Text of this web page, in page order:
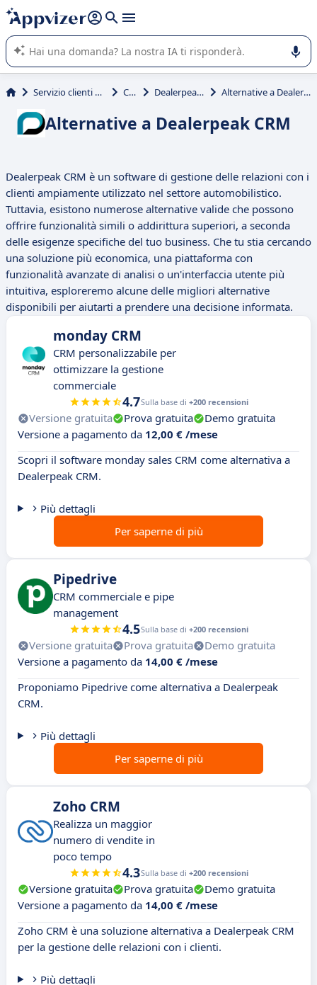
righe con
shift + enter
L'IA di Appvizer vi guida nell'utilizzo o nella scelta di un
software SaaS per la vostra azienda.
Servizio clienti e vendite CRM Dealerpeak CRM Alternative a Dealerpeak CRM
Alternative a Dealerpeak CRM
Dealerpeak CRM è un software di gestione delle relazioni con i
clienti ampiamente utilizzato nel settore automobilistico.
Tuttavia, esistono numerose alternative valide che possono
offrire funzionalità simili o addirittura superiori, a seconda
delle esigenze specifiche del tuo business. Che tu stia cercando
una soluzione più economica, una piattaforma con
funzionalità avanzate di analisi o un'interfaccia utente più
intuitiva, esploreremo alcune delle migliori alternative
disponibili per aiutarti a prendere una decisione informata.
monday CRM
CRM personalizzabile per
ottimizzare la gestione
commerciale
4.7Sulla base di +200 recensioni
Versione gratuita Prova gratuita
Demo gratuita
Versione a pagamento da 12,00 € /mese
Scopri il software monday sales CRM come alternativa a
Dealerpeak CRM.
Più dettagli
Per saperne di più
Pipedrive
CRM commerciale e pipe
management
4.5Sulla base di +200 recensioni
Versione gratuita Prova gratuita
Demo gratuita
Versione a pagamento da 14,00 € /mese
Proponiamo Pipedrive come alternativa a Dealerpeak
CRM.
Più dettagli
Per saperne di più
Zoho CRM
Realizza un maggior
numero di vendite in
poco tempo
4.3Sulla base di +200 recensioni
Versione gratuita Prova gratuita
Demo gratuita
Versione a pagamento da 14,00 € /mese
Zoho CRM è una soluzione alternativa a Dealerpeak CRM
per la gestione delle relazioni con i clienti.
Più dettagli